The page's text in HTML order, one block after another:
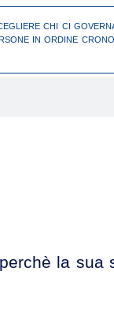
CHI CI
IN ORDINE
la sua